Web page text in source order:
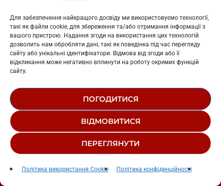
Для забезпечення найкращого досвіду ми використовуємо технології,
такі як файли cookie, для збереження та/або отримання інформації з
вашого пристрою. Надання згоди на використання цих технологій
дозволить нам обробляти дані, такі як поведінка під час перегляду
сайту або унікальні ідентифікатори. Відмова від згоди або її
відкликання може негативно вплинути на роботу окремих функцій
сайту.
ПОГОДИТИСЯ
ВІДМОВИТИСЯ
ПЕРЕГЛЯНУТИ
Політика використання Cookie Політика конфіденційності
play_arrow Радіо Західний Полюс
широкого загалу. Це був яскравий приклад інтелектуальної
поп-музики.
Як завжди, всі згадані пісні можна послухати в плейлистах
на вашому улюбленому стрімингу:YouTube Music
Spotify
АВТОР: FОMКА ВЕДМЕДЕНКО
ЧАРТИ